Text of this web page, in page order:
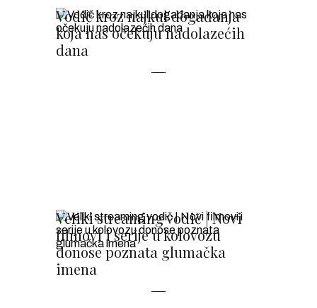
Vodič kroz najkul događanja
koja nas očekuju nadolazećih
dana
Veliki streaming vodič | Novi
filmovi i serije u kolovozu
donose poznata glumačka
imena